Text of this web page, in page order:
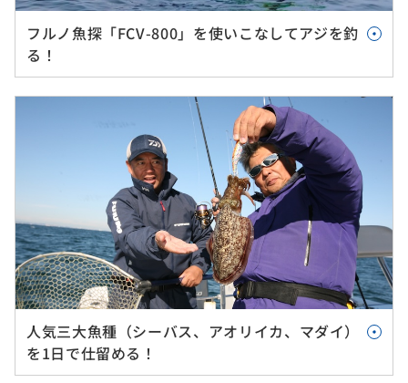
フルノ魚探「FCV-800」を使いこなしてアジを釣
る！
人気三大魚種（シーバス、アオリイカ、マダイ）
を1日で仕留める！